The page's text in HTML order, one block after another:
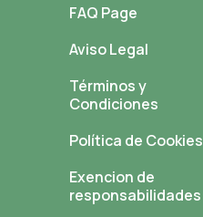
FAQ Page
Aviso Legal
Términos y
Condiciones
Política de Cookies
Exencion de
responsabilidades